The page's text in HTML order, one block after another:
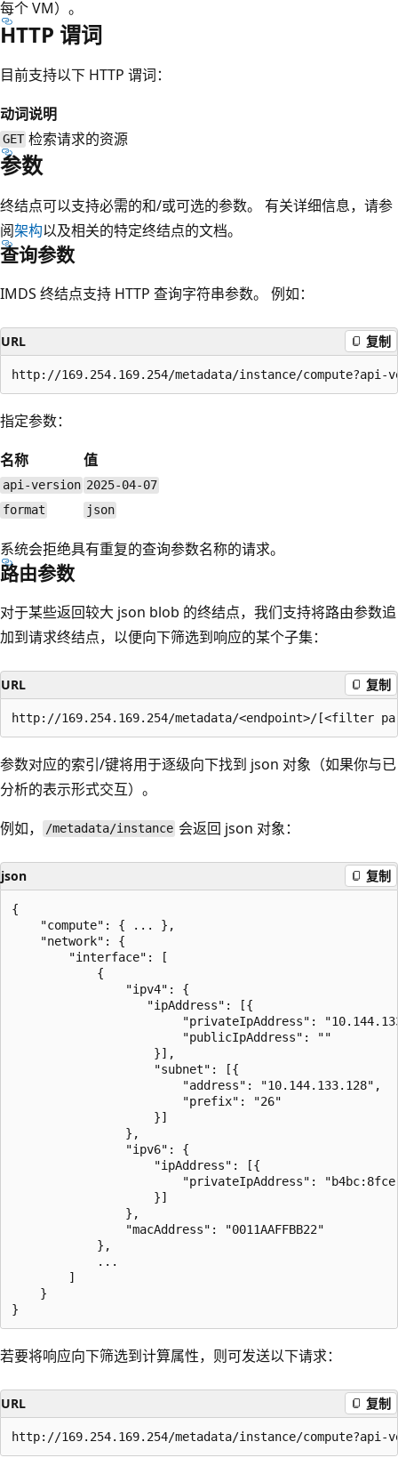
每个 VM）。
HTTP 谓词
目前支持以下 HTTP 谓词：
动词说明
GET 检索请求的资源
参数
终结点可以支持必需的和/或可选的参数。 有关详细信息，请参
阅架构以及相关的特定终结点的文档。
查询参数
IMDS 终结点支持 HTTP 查询字符串参数。 例如：
URL 复制
指定参数：
名称
值
api-version 2025-04-07
format
json
系统会拒绝具有重复的查询参数名称的请求。
路由参数
对于某些返回较大 json blob 的终结点，我们支持将路由参数追
加到请求终结点，以便向下筛选到响应的某个子集：
URL 复制
参数对应的索引/键将用于逐级向下找到 json 对象（如果你与已
分析的表示形式交互）。
例如，
/metadata/instance 会返回 json 对象：
json 复制
{
    "compute": { ... },
    "network": {
        "interface": [
            {
                "ipv4": {
                   "ipAddress": [{
"privateIpAddress":
                        "publicIpAddress": ""
                    }],
                    "subnet": [{
                        "address": "10.144.133.128",
                        "prefix": "26"
                    }]
                },
                "ipv6": {
                    "ipAddress": [{
"privateIpAddress":
                    }]
                },
                "macAddress": "0011AAFFBB22"
            },
            ...
        ]
    }
若要将响应向下筛选到计算属性，则可发送以下请求：
URL 复制